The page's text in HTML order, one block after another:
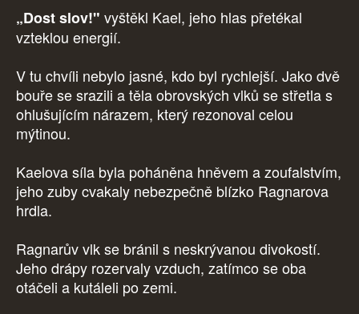
„Dost slov!" vyštěkl Kael, jeho hlas přetékal
vzteklou energií.
V tu chvíli nebylo jasné, kdo byl rychlejší. Jako dvě
bouře se srazili a těla obrovských vlků se střetla s
ohlušujícím nárazem, který rezonoval celou
mýtinou.
Kaelova síla byla poháněna hněvem a zoufalstvím,
jeho zuby cvakaly nebezpečně blízko Ragnarova
hrdla.
Ragnarův vlk se bránil s neskrývanou divokostí.
Jeho drápy rozervaly vzduch, zatímco se oba
otáčeli a kutáleli po zemi.